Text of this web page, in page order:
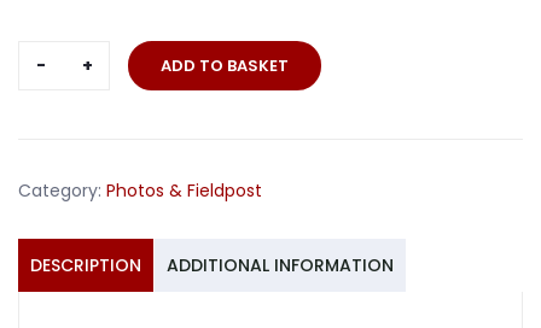
Fieldpost
28.Reserve-
quantity
ADD TO BASKET
Category: Photos & Fieldpost
DESCRIPTION ADDITIONAL INFORMATION